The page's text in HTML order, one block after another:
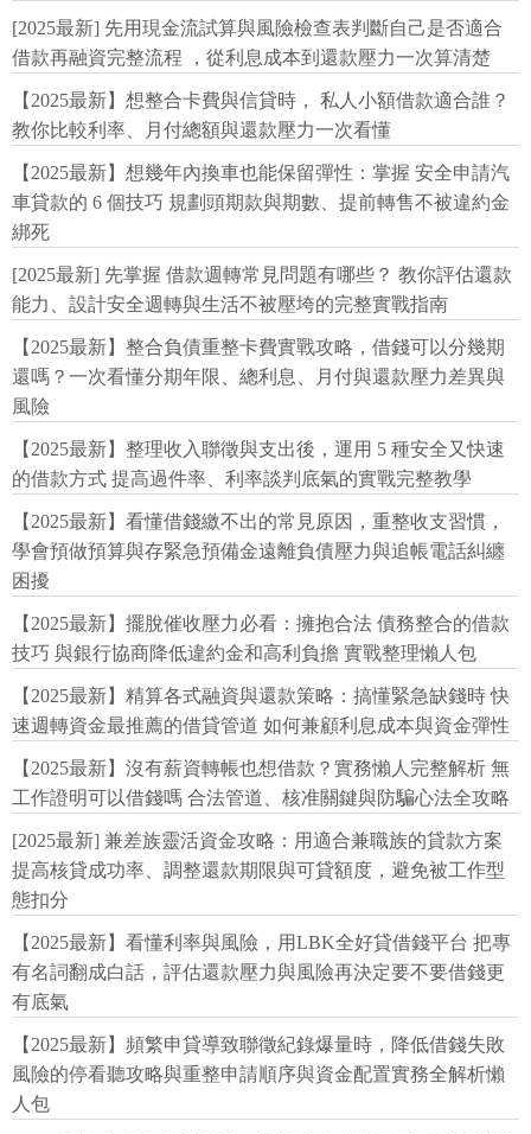
[2025最新] 先用現金流試算與風險檢查表判斷自己是否適合
借款再融資完整流程 ，從利息成本到還款壓力一次算清楚
【2025最新】想整合卡費與信貸時， 私人小額借款適合誰？
教你比較利率、月付總額與還款壓力一次看懂
【2025最新】想幾年內換車也能保留彈性：掌握 安全申請汽
車貸款的 6 個技巧 規劃頭期款與期數、提前轉售不被違約金
綁死
[2025最新] 先掌握 借款週轉常見問題有哪些？ 教你評估還款
能力、設計安全週轉與生活不被壓垮的完整實戰指南
【2025最新】整合負債重整卡費實戰攻略，借錢可以分幾期
還嗎？一次看懂分期年限、總利息、月付與還款壓力差異與
風險
【2025最新】整理收入聯徵與支出後，運用 5 種安全又快速
的借款方式 提高過件率、利率談判底氣的實戰完整教學
【2025最新】看懂借錢繳不出的常見原因，重整收支習慣，
學會預做預算與存緊急預備金遠離負債壓力與追帳電話糾纏
困擾
【2025最新】擺脫催收壓力必看：擁抱合法 債務整合的借款
技巧 與銀行協商降低違約金和高利負擔 實戰整理懶人包
【2025最新】精算各式融資與還款策略：搞懂緊急缺錢時 快
速週轉資金最推薦的借貸管道 如何兼顧利息成本與資金彈性
【2025最新】沒有薪資轉帳也想借款？實務懶人完整解析 無
工作證明可以借錢嗎 合法管道、核准關鍵與防騙心法全攻略
[2025最新] 兼差族靈活資金攻略：用適合兼職族的貸款方案
提高核貸成功率、調整還款期限與可貸額度，避免被工作型
態扣分
【2025最新】看懂利率與風險，用LBK全好貸借錢平台 把專
有名詞翻成白話，評估還款壓力與風險再決定要不要借錢更
有底氣
【2025最新】頻繁申貸導致聯徵紀錄爆量時，降低借錢失敗
風險的停看聽攻略與重整申請順序與資金配置實務全解析懶
人包